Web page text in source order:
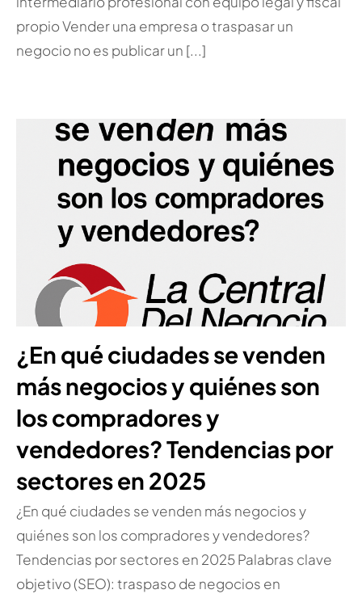
propio Vender una empresa o traspasar un
negocio no es publicar un [...]
¿En qué ciudades se venden
más negocios y quiénes son
los compradores y
vendedores? Tendencias por
sectores en 2025
¿En qué ciudades se venden más negocios y
quiénes son los compradores y vendedores?
Tendencias por sectores en 2025 Palabras clave
objetivo (SEO): traspaso de negocios en